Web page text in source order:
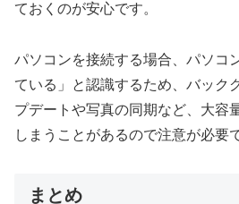
ておくのが安心です。
パソコンを接続する場合、パソコ
ている」と認識するため、バック
プデートや写真の同期など、大容
しまうことがあるので注意が必要
まとめ